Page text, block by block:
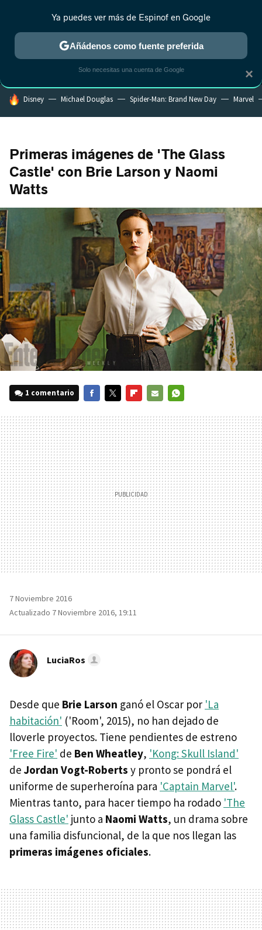
MENÚ NUEVO
ESTRENOS REALITY ANIME RANKINGS CINE
HOY SE HABLA DE
Disney Michael Douglas Spider-Man: Brand New Day Marvel
Primeras imágenes de 'The Glass
Castle' con Brie Larson y Naomi
Watts
1 comentario
MAIL
7 Noviembre 2016
Actualizado 7 Noviembre 2016, 19:11
LuciaRos
Desde que Brie Larson ganó el Oscar por 'La
habitación' ('Room', 2015), no han dejado de
lloverle proyectos. Tiene pendientes de estreno
'Free Fire' de Ben Wheatley, 'Kong: Skull Island'
de Jordan Vogt-Roberts y pronto se pondrá el
uniforme de superheroína para 'Captain Marvel'.
Mientras tanto, para hacer tiempo ha rodado 'The
Glass Castle' junto a Naomi Watts, un drama sobre
una familia disfuncional, de la que nos llegan las
primeras imágenes oficiales.
×
Ya puedes ver más de Espinof en Google
Añádenos como fuente preferida
Solo necesitas una cuenta de Google